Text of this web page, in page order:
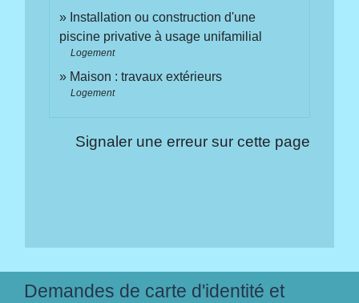
Installation ou construction d'une
piscine privative à usage unifamilial
Logement
Maison : travaux extérieurs
Logement
Signaler une erreur sur cette page
Demandes de carte d'identité et